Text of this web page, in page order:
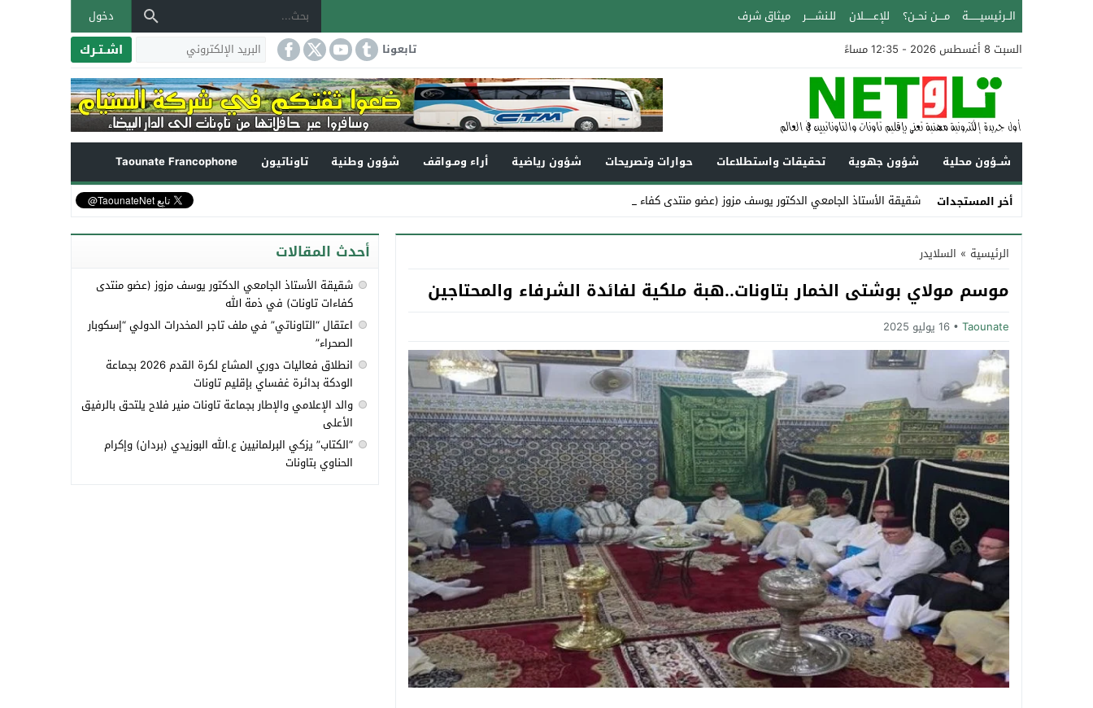
الــرئيسيـــــــة مــــن نحــن؟ للإعــــــلان للـنشـــــر ميثاق شرف
دخول
السبت 8 أغسطس 2026 - 12:35 مساءً
تابعونا اشـتـرك
شــؤون محلية شؤون جهوية تحقيقات واستطلاعات حوارات وتصريحات شؤون رياضية أراء ومـواقف شؤون وطنية تاوناتيون
Taounate Francophone
أخر المستجدات
شقيقة الأستاذ الجامعي الدكتور يوسف مزوز (عضو منتدى كفاءات تاونات) في_
Stop
Previous
Next
الرئيسية » السلايدر
موسم مولاي بوشتى الخمار بتاونات..هبة ملكية لفائدة الشرفاء والمحتاجين
Taounate 16 يوليو 2025
أحدث المقالات
شقيقة الأستاذ الجامعي الدكتور يوسف مزوز (عضو منتدى
كفاءات تاونات) في ذمة الله
اعتقال “التاوناتي” في ملف تاجر المخدرات الدولي “إسكوبار
الصحراء”
انطلاق فعاليات دوري المشاع لكرة القدم 2026 بجماعة
الودكة بدائرة غفساي بإقليم تاونات
والد الإعلامي والإطار بجماعة تاونات منير فلاح يلتحق بالرفيق
الأعلى
“الكتاب” يزكي البرلمانيين ع.الله البوزيدي (بردان) وإكرام
الحناوي بتاونات